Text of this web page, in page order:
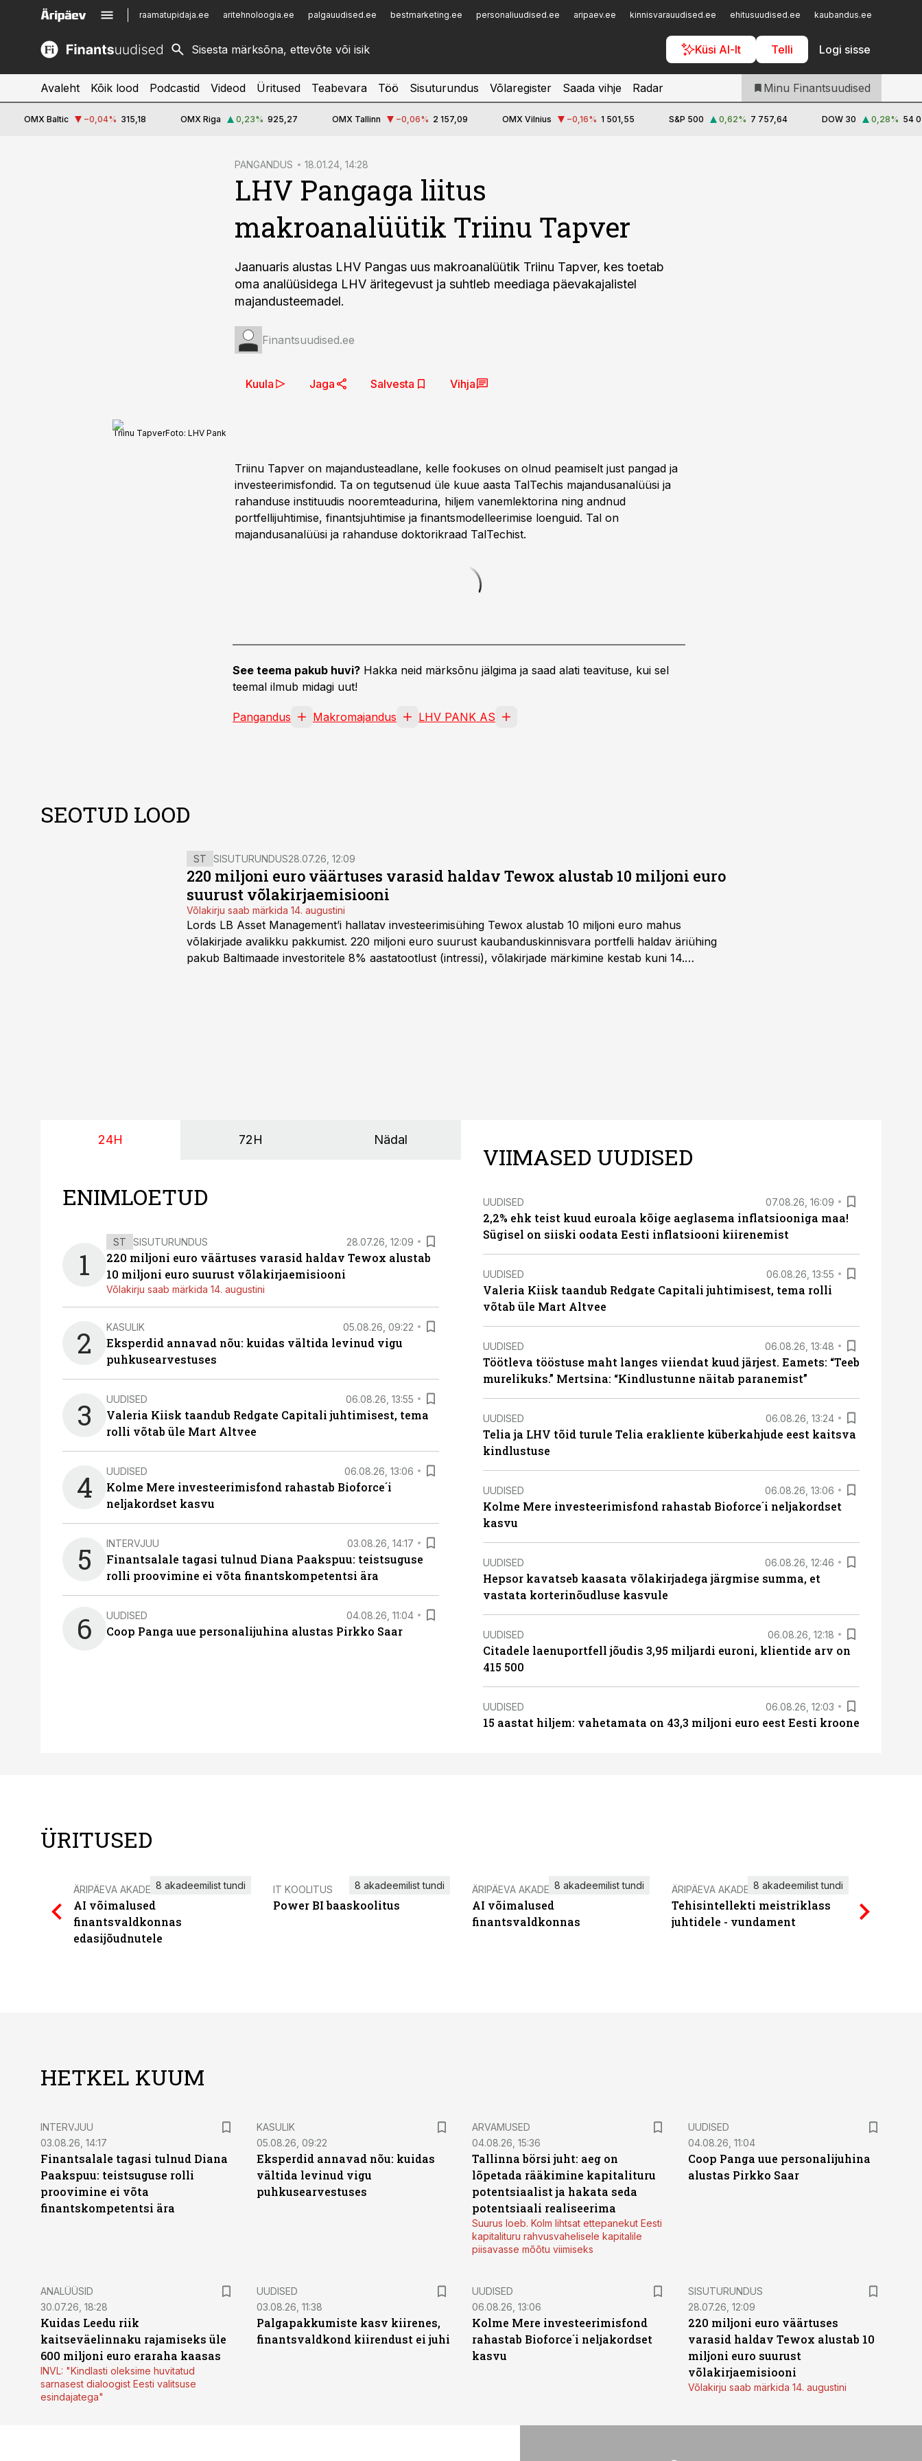
raamatupidaja.ee aritehnoloogia.ee palgauudised.ee bestmarketing.ee personaliuudised.ee aripaev.ee kinnisvarauudised.ee ehitusuudised.ee kaubandus.ee
Küsi AI-lt Telli Logi sisse
kinnisvarauudised.ee
logistikauudised.ee
imelineajalugu.ee
Infopank
Iseteenindus
Telli Finantsuudised
Avaleht Kõik lood Podcastid Videod Üritused Teabevara Töö Sisuturundus Võlaregister Saada vihje Radar Minu Finantsuudised
OMX Baltic −0,04% 315,18 OMX Riga 0,23% 925,27 OMX Tallinn −0,06% 2 157,09 OMX Vilnius −0,16% 1 501,55 S&P 500 0,62% 7 757,64 DOW 30 0,28% 54
PANGANDUS 18.01.24, 14:28
LHV Pangaga liitus
makroanalüütik Triinu Tapver
Jaanuaris alustas LHV Pangas uus makroanalüütik Triinu Tapver, kes toetab
oma analüüsidega LHV äritegevust ja suhtleb meediaga päevakajalistel
majandusteemadel.
Finantsuudised.ee
Kuula Jaga Salvesta Vihja
Triinu TapverFoto: LHV Pank
Triinu Tapver on majandusteadlane, kelle fookuses on olnud peamiselt just pangad ja
investeerimisfondid. Ta on tegutsenud üle kuue aasta TalTechis majandusanalüüsi ja
rahanduse instituudis nooremteadurina, hiljem vanemlektorina ning andnud
portfellijuhtimise, finantsjuhtimise ja finantsmodelleerimise loenguid. Tal on
majandusanalüüsi ja rahanduse doktorikraad TalTechist.
See teema pakub huvi? Hakka neid märksõnu jälgima ja saad alati teavituse, kui sel
teemal ilmub midagi uut!
Pangandus Makromajandus LHV PANK AS
SEOTUD LOOD
ST SISUTURUNDUS28.07.26, 12:09
220 miljoni euro väärtuses varasid haldav Tewox alustab 10 miljoni euro
suurust võlakirjaemisiooni
Võlakirju saab märkida 14. augustini
Lords LB Asset Management’i hallatav investeerimisühing Tewox alustab 10 miljoni euro mahus
võlakirjade avalikku pakkumist. 220 miljoni euro suurust kaubanduskinnisvara portfelli haldav äriühing
pakub Baltimaade investoritele 8% aastatootlust (intressi), võlakirjade märkimine kestab kuni 14.
24H 72H Nädal
ENIMLOETUD
1
ST SISUTURUNDUS 28.07.26, 12:09
220 miljoni euro väärtuses varasid haldav Tewox alustab
10 miljoni euro suurust võlakirjaemisiooni
Võlakirju saab märkida 14. augustini
2 KASULIK 05.08.26, 09:22
Eksperdid annavad nõu: kuidas vältida levinud vigu
puhkusearvestuses
3 UUDISED 06.08.26, 13:55
Valeria Kiisk taandub Redgate Capitali juhtimisest, tema
rolli võtab üle Mart Altvee
4 UUDISED 06.08.26, 13:06
Kolme Mere investeerimisfond rahastab Bioforce´i
neljakordset kasvu
5 INTERVJUU 03.08.26, 14:17
Finantsalale tagasi tulnud Diana Paakspuu: teistsuguse
rolli proovimine ei võta finantskompetentsi ära
6 UUDISED 04.08.26, 11:04
Coop Panga uue personalijuhina alustas Pirkko Saar
VIIMASED UUDISED
UUDISED 07.08.26, 16:09
2,2% ehk teist kuud euroala kõige aeglasema inflatsiooniga maa!
Sügisel on siiski oodata Eesti inflatsiooni kiirenemist
UUDISED 06.08.26, 13:55
Valeria Kiisk taandub Redgate Capitali juhtimisest, tema rolli
võtab üle Mart Altvee
UUDISED 06.08.26, 13:48
Töötleva tööstuse maht langes viiendat kuud järjest. Eamets: “Teeb
murelikuks.” Mertsina: “Kindlustunne näitab paranemist”
UUDISED 06.08.26, 13:24
Telia ja LHV tõid turule Telia erakliente küberkahjude eest kaitsva
kindlustuse
UUDISED 06.08.26, 13:06
Kolme Mere investeerimisfond rahastab Bioforce´i neljakordset
kasvu
UUDISED 06.08.26, 12:46
Hepsor kavatseb kaasata võlakirjadega järgmise summa, et
vastata korterinõudluse kasvule
UUDISED 06.08.26, 12:18
Citadele laenuportfell jõudis 3,95 miljardi euroni, klientide arv on
415 500
UUDISED 06.08.26, 12:03
15 aastat hiljem: vahetamata on 43,3 miljoni euro eest Eesti kroone
ÜRITUSED
ÄRIPÄEVA AKADEEMIA
AI võimalused
finantsvaldkonnas
edasijõudnutele
8 akadeemilist tundi IT KOOLITUS
Power BI baaskoolitus
8 akadeemilist tundi ÄRIPÄEVA AKADEEMIA
AI võimalused
finantsvaldkonnas
8 akadeemilist tundi ÄRIPÄEVA AKADEEMIA
Tehisintellekti meistriklass
juhtidele - vundament
8 akadeemilist tundi
HETKEL KUUM
INTERVJUU
03.08.26, 14:17
Finantsalale tagasi tulnud Diana
Paakspuu: teistsuguse rolli
proovimine ei võta
finantskompetentsi ära
KASULIK
05.08.26, 09:22
Eksperdid annavad nõu: kuidas
vältida levinud vigu
puhkusearvestuses
ARVAMUSED
04.08.26, 15:36
Tallinna börsi juht: aeg on
lõpetada rääkimine kapitalituru
potentsiaalist ja hakata seda
potentsiaali realiseerima
Suurus loeb. Kolm lihtsat ettepanekut Eesti
kapitalituru rahvusvahelisele kapitalile
piisavasse mõõtu viimiseks
UUDISED
04.08.26, 11:04
Coop Panga uue personalijuhina
alustas Pirkko Saar
ANALÜÜSID
30.07.26, 18:28
Kuidas Leedu riik
kaitseväelinnaku rajamiseks üle
600 miljoni euro eraraha kaasas
INVL: "Kindlasti oleksime huvitatud
sarnasest dialoogist Eesti valitsuse
esindajatega"
UUDISED
03.08.26, 11:38
Palgapakkumiste kasv kiirenes,
finantsvaldkond kiirendust ei juhi
UUDISED
06.08.26, 13:06
Kolme Mere investeerimisfond
rahastab Bioforce´i neljakordset
kasvu
ST
SISUTURUNDUS
28.07.26, 12:09
220 miljoni euro väärtuses
varasid haldav Tewox alustab 10
miljoni euro suurust
võlakirjaemisiooni
Võlakirju saab märkida 14. augustini